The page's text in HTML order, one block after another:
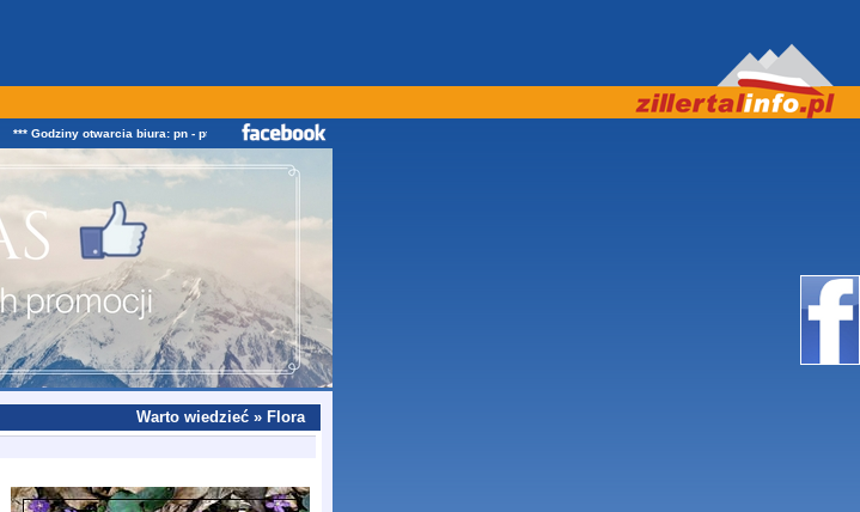
*** Godziny otwarcia biura: pn - pt w godz. od 08:00 do 16:00 ZAPRASZAMY! ***
Warto wiedzieć » Flora